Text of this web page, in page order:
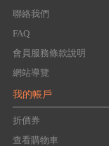
聯絡我們
FAQ
會員服務條款說明
網站導覽
我的帳戶
折價券
查看購物車